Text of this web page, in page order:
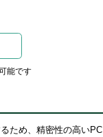
能です
ため、精密性の高いPC